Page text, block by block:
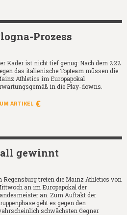
Prozess
Kader ist nicht tief genug: Nach dem 2:22
das italienische Topteam müssen die
Athletics im Europapokal
in die Play-downs.
ARTIKEL
gewinnt
Regensburg treten die Mainz Athletics von
an im Europapokal der
an. Zum Auftakt der
geht es gegen den
schwächsten Gegner.